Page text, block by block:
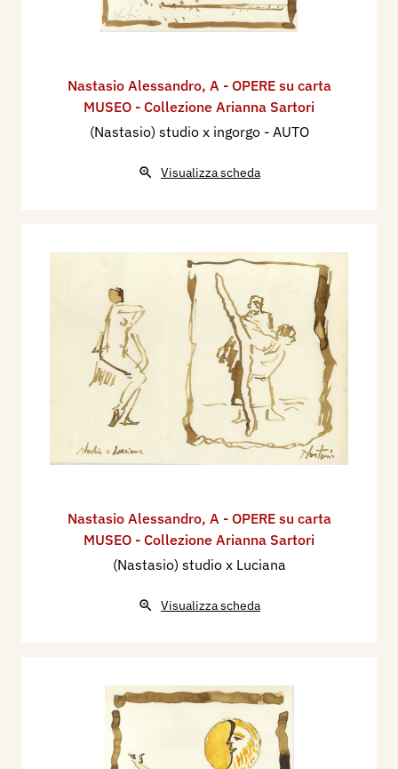
Nastasio Alessandro, A - OPERE su carta
MUSEO - Collezione Arianna Sartori
(Nastasio) studio x ingorgo - AUTO
Visualizza scheda
Nastasio Alessandro, A - OPERE su carta
MUSEO - Collezione Arianna Sartori
(Nastasio) studio x Luciana
Visualizza scheda